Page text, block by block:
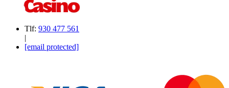
Tlf: 930 477 561
|
[email protected]